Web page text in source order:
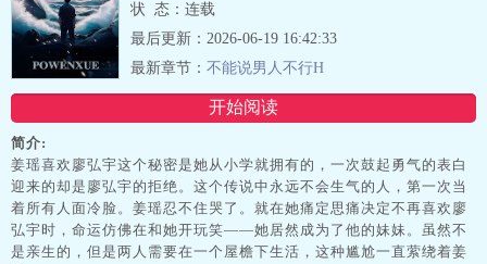
状 态：连载
开始阅读
最后更新：2026-06-19 16:42:33
最新章节： 不能说男人不行H
简介:
姜瑶喜欢廖弘宇这个秘密是她从小学就拥有的，一次鼓起勇气的表白
迎来的却是廖弘宇的拒绝。这个传说中永远不会生气的人，第一次当
着所有人面冷脸。姜瑶忍不住哭了。就在她痛定思痛决定不再喜欢廖
弘宇时，命运仿佛在和她开玩笑——她居然成为了他的妹妹。虽然不
是亲生的，但是两人需要在一个屋檐下生活，这种尴尬一直萦绕着姜